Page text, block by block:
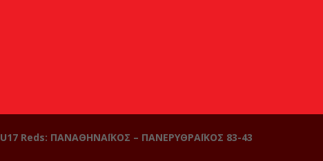
U17 Reds: ΠΑΝΑΘΗΝΑΪΚΟΣ – ΠΑΝΕΡΥΘΡΑΪΚΟΣ 83-43